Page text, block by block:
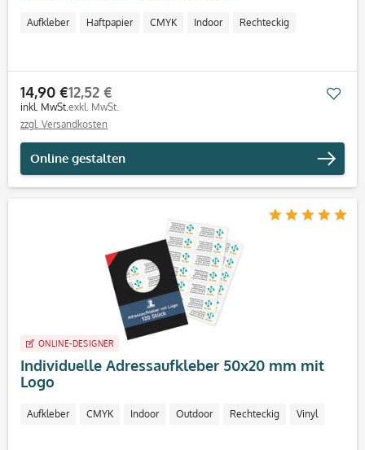
Aufkleber Haftpapier CMYK Indoor Rechteckig
14,90 €
inkl. MwSt.
12,52 €
exkl. MwSt.
zzgl. Versandkosten
Online gestalten
ONLINE-DESIGNER
Individuelle Adressaufkleber 50x20 mm mit
Logo
Aufkleber CMYK Indoor Outdoor Rechteckig Vinyl